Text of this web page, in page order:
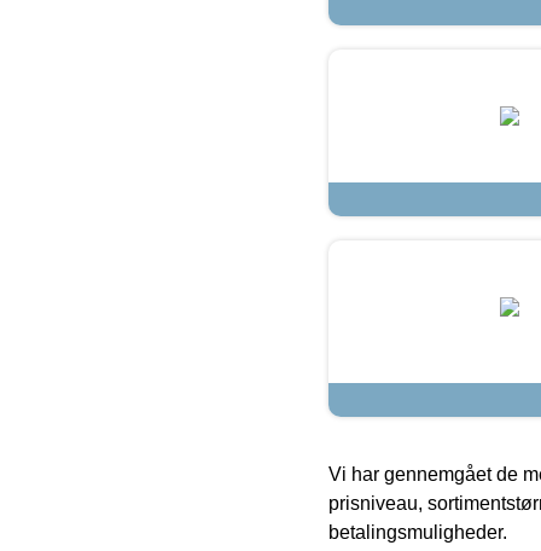
Vi har gennemgået de
prisniveau,
betalingsmuligheder.